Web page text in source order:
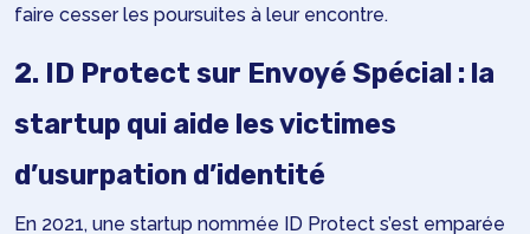
faire cesser les poursuites à leur encontre.
2. ID Protect sur Envoyé Spécial : la
startup qui aide les victimes
d’usurpation d’identité
En 2021, une startup nommée ID Protect s’est emparée